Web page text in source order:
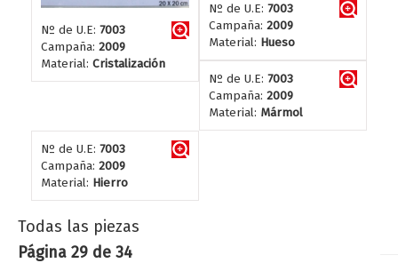
Nº de U.E: 7003
Campaña: 2009
Material: Cristalización
Nº de U.E: 7003
Campaña: 2009
Material: Hueso
Nº de U.E: 7003
Campaña: 2009
Material: Mármol
Nº de U.E: 7003
Campaña: 2009
Material: Hierro
Todas las piezas
Página 29 de 34